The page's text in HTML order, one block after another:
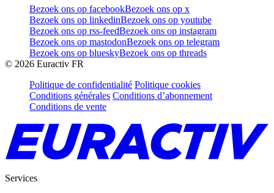
Bezoek ons op facebookBezoek ons op x
Bezoek ons op linkedinBezoek ons op youtube
Bezoek ons op rss-feedBezoek ons op instagram
Bezoek ons op mastodonBezoek ons op telegram
Bezoek ons op blueskyBezoek ons op threads
© 2026 Euractiv FR
Politique de confidentialité Politique cookies
Conditions générales Conditions d’abonnement
Conditions de vente
Services